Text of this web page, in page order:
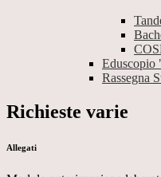
Eduscopio
Rassegna
Richieste varie
Allegati